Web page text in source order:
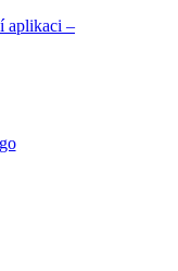
aplikaci –